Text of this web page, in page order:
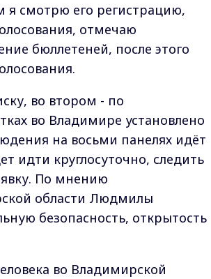
я смотрю его регистрацию,
отмечаю
бюллетеней, после этого
во втором - по
во Владимире установлено
на восьми панелях идёт
идти круглосуточно, следить
По мнению
области Людмилы
безопасность, открытость
во Владимирской